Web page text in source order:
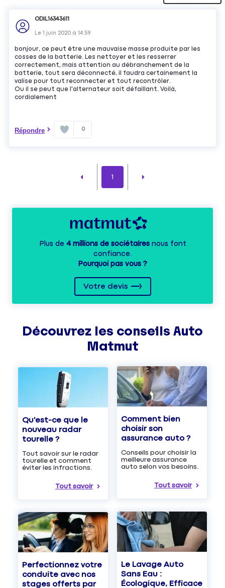
ODIL16343611
Le1 juin 2020 à14:59
bonjour, ce peut être une mauvaise masse produite par les
cosses de la batterie. Les nettoyer et les resserrer
correctement, mais attention au débranchement de la
batterie, tout sera déconnecté, il faudra certainement la
valise pour tout reconnecter et tout recontrôler.
Ou il se peut que l'alternateur soit défaillant. Voilà,
cordialement
Répondre 0
1
Plus de 4 millions de sociétairesnous font
confiance.
Pourquoi pas vous ?
Votre devis
Découvrez les conseils Auto
Matmut
Qu'est-ce que le
nouveau radar
tourelle ?
Tout savoir sur le radar
tourelle et comment
éviter les infractions.
Tout savoir
Comment bien
choisir son
assurance auto ?
Conseils pour choisir la
meilleure assurance
auto selon vos besoins.
Tout savoir
Perfectionnez votre
conduite avec nos
stages offerts par
Le Lavage Auto
Sans Eau :
Écologique, Efficace